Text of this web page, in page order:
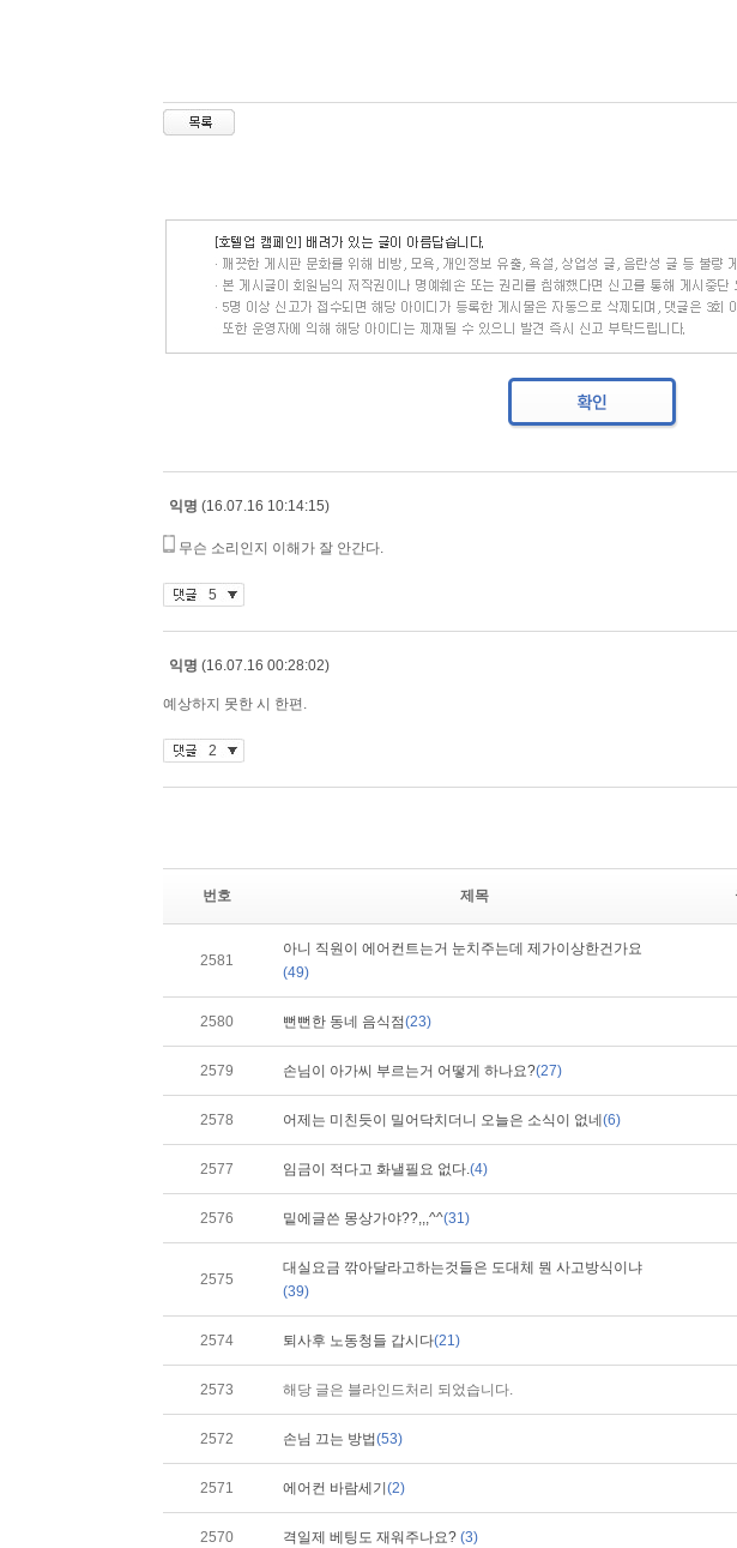
번호 제목
2581
아니 직원이 에어컨트는거 눈치주는데 제가이상한건가요
(49)
2580 뻔뻔한 동네 음식점(23)
2579 손님이 아가씨 부르는거 어떻게 하나요?(27)
2578 어제는 미친듯이 밀어닥치더니 오늘은 소식이 없네 (6)
2577 임금이 적다고 화낼필요 없다.(4)
2576 밑에글쓴 몽상가야??,,,^^(31)
2575
대실요금 깎아달라고하는것들은 도대체 뭔 사고방식이냐
(39)
2574 퇴사후 노동청들 갑시다(21)
2573 해당 글은 블라인드처리 되었습니다.
2572 손님 끄는 방법(53)
2571 에어컨 바람세기 (2)
2570 격일제 베팅도 재워주나요? (3)